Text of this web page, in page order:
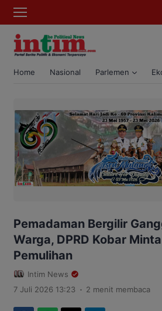
Home Nasional Parlemen
Pemadaman Bergilir
Warga, DPRD Kobar
Pemulihan
Intim News
7 Juli 2026 13:23 . 2 menit membaca